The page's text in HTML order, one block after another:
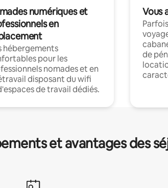
numériques et
en
hébergements
pour les
nomades et en
disposant du wifi
de travail dédiés.
Vous
de
et avantages des